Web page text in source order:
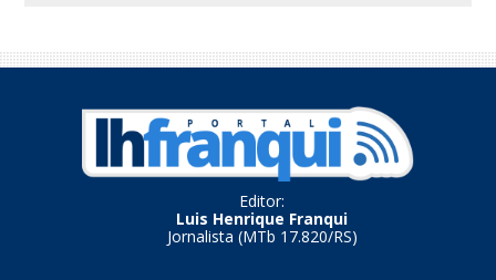
Editor:
Luis Henrique Franqui
Jornalista (MTb 17.820/RS)